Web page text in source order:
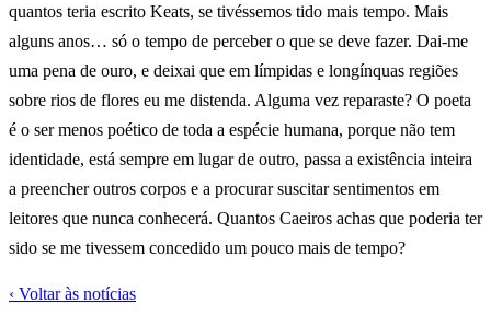
quantos teria escrito Keats, se tivéssemos tido mais tempo. Mais
alguns anos… só o tempo de perceber o que se deve fazer. Dai-me
uma pena de ouro, e deixai que em límpidas e longínquas regiões
sobre rios de flores eu me distenda. Alguma vez reparaste? O poeta
é o ser menos poético de toda a espécie humana, porque não tem
identidade, está sempre em lugar de outro, passa a existência inteira
a preencher outros corpos e a procurar suscitar sentimentos em
leitores que nunca conhecerá. Quantos Caeiros achas que poderia ter
sido se me tivessem concedido um pouco mais de tempo?
‹ Voltar às notícias